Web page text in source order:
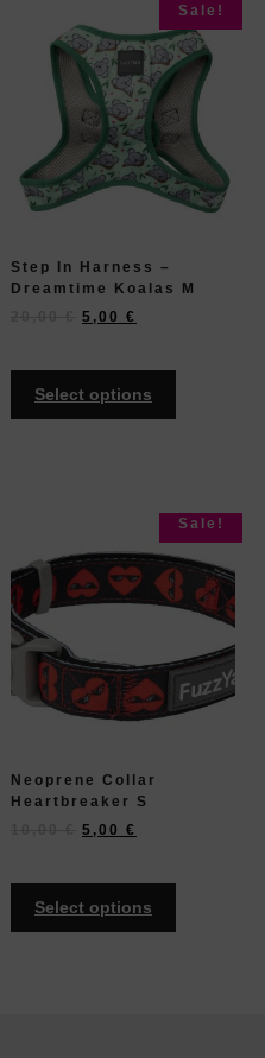
Sale!
Step In Harness –
Dreamtime Koalas M
5,00 €
Select options
Sale!
Neoprene Collar
Heartbreaker S
5,00 €
Select options